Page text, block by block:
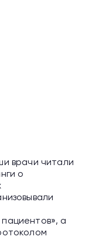
врачи читали
о
а